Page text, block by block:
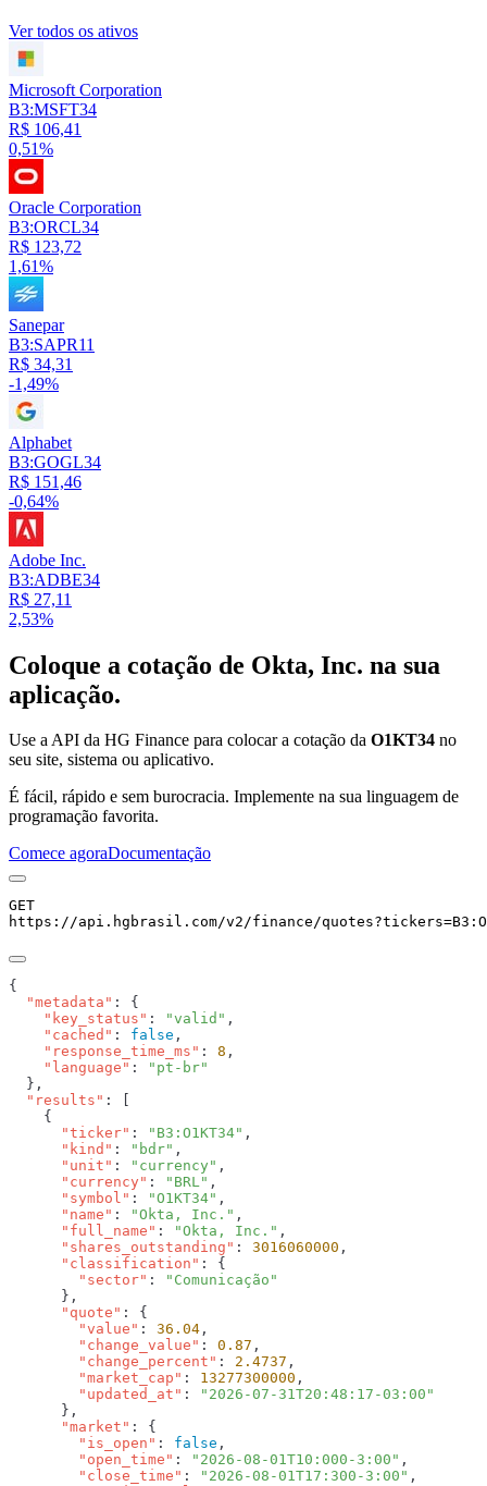
Ver todos os ativos
Microsoft Corporation
B3:MSFT34
R$ 106,41
0,51%
Oracle Corporation
B3:ORCL34
R$ 123,72
1,61%
Sanepar
B3:SAPR11
R$ 34,31
-1,49%
Alphabet
B3:GOGL34
R$ 151,46
-0,64%
Adobe Inc.
B3:ADBE34
R$ 27,11
2,53%
Coloque a cotação de Okta, Inc. na sua
aplicação.
Use a API da HG Finance para colocar a cotação da O1KT34 no
seu site, sistema ou aplicativo.
É fácil, rápido e sem burocracia. Implemente na sua linguagem de
programação favorita.
Comece agoraDocumentação
GET
https://api.hgbrasil.com/v2/finance/quotes?tickers=
  "metadata"
    "key_status"
: "valid"
    "cached"
: false
    "response_time_ms"
: 8
    "language"
:
  "results"
      "ticker"
: "B3:O1KT34"
      "kind"
: "bdr"
      "unit"
: "currency"
      "currency"
: "BRL"
      "symbol"
: "O1KT34"
      "name"
: "Okta, Inc."
      "full_name"
: "Okta, Inc."
      "shares_outstanding"
: 3016060000
      "classification"
        "sector"
:
      "quote"
        "value"
: 36.04
        "change_value"
: 0.87
        "change_percent"
: 2.4737
        "market_cap"
: 13277300000
        "updated_at"
:
      "market"
        "is_open"
: false
        "open_time"
: "2026-08-01T10:000-3:00"
        "close_time"
: "2026-08-01T17:300-3:00"